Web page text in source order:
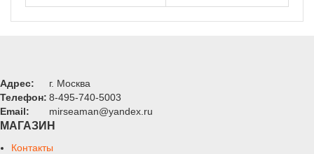
Адрес:
г. Москва
Телефон: 8-495-740-5003
Email:
mirseaman@yandex.ru
МАГАЗИН
Контакты